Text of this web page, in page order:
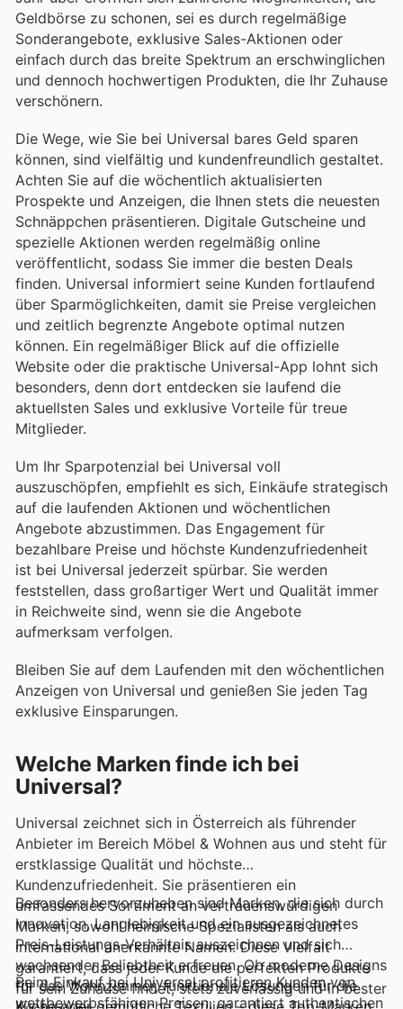
Geldbörse zu schonen, sei es durch regelmäßige
Sonderangebote, exklusive Sales-Aktionen oder
einfach durch das breite Spektrum an erschwinglichen
und dennoch hochwertigen Produkten, die Ihr Zuhause
verschönern.
Die Wege, wie Sie bei Universal bares Geld sparen
können, sind vielfältig und kundenfreundlich gestaltet.
Achten Sie auf die wöchentlich aktualisierten
Prospekte und Anzeigen, die Ihnen stets die neuesten
Schnäppchen präsentieren. Digitale Gutscheine und
spezielle Aktionen werden regelmäßig online
veröffentlicht, sodass Sie immer die besten Deals
finden. Universal informiert seine Kunden fortlaufend
über Sparmöglichkeiten, damit sie Preise vergleichen
und zeitlich begrenzte Angebote optimal nutzen
können. Ein regelmäßiger Blick auf die offizielle
Website oder die praktische Universal-App lohnt sich
besonders, denn dort entdecken sie laufend die
aktuellsten Sales und exklusive Vorteile für treue
Mitglieder.
Um Ihr Sparpotenzial bei Universal voll
auszuschöpfen, empfiehlt es sich, Einkäufe strategisch
auf die laufenden Aktionen und wöchentlichen
Angebote abzustimmen. Das Engagement für
bezahlbare Preise und höchste Kundenzufriedenheit
ist bei Universal jederzeit spürbar. Sie werden
feststellen, dass großartiger Wert und Qualität immer
in Reichweite sind, wenn sie die Angebote
aufmerksam verfolgen.
Bleiben Sie auf dem Laufenden mit den wöchentlichen
Anzeigen von Universal und genießen Sie jeden Tag
exklusive Einsparungen.
Welche Marken finde ich bei
Universal?
Universal zeichnet sich in Österreich als führender
Anbieter im Bereich Möbel & Wohnen aus und steht für
erstklassige Qualität und höchste
Kundenzufriedenheit. Sie präsentieren ein
umfassendes Sortiment an vertrauenswürdigen
Marken, sowohl heimische Spezialisten als auch
international anerkannte Namen. Diese Vielfalt
garantiert, dass jeder Kunde die perfekten Produkte
für sein Zuhause findet, stets zuverlässig und in bester
Besonders hervorzuheben sind Marken, die sich durch
Innovation, Langlebigkeit und ein ausgezeichnetes
Preis-Leistungs-Verhältnis auszeichnen und sich
wachsender Beliebtheit erfreuen. Ob moderne Designs
für das Wohnzimmer, funktionale Lösungen für die
Beim Einkauf bei Universal profitieren Kunden von
wettbewerbsfähigen Preisen, garantiert authentischen